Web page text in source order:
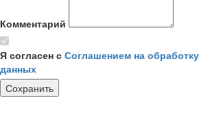
Комментарий
Я согласен с Соглашением на
данных